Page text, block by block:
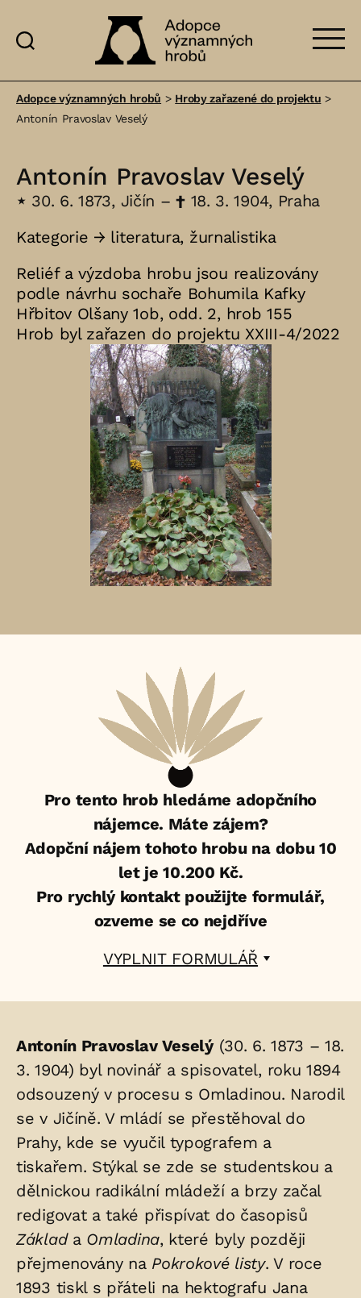
významných
Adopce významných hrobů > Hroby zařazené do projektu >
Antonín Pravoslav Veselý
Antonín Pravoslav Veselý
⋆ 30. 6. 1873, Jičín –†18. 3. 1904, Praha
Kategorie → literatura, žurnalistika
Reliéf a výzdoba hrobu jsou realizovány
podle návrhu sochaře Bohumila Kafky
Hřbitov Olšany 1ob, odd. 2, hrob 155
Hrob byl zařazen do projektu XXIII-4/2022
Pro tento hrob hledáme adopčního
nájemce. Máte zájem?
Adopční nájem tohoto hrobu na dobu 10
let je 10.200 Kč.
Pro rychlý kontakt použijte formulář,
ozveme se co nejdříve
VYPLNIT FORMULÁŘ
Životopis
osoby/osob
uložených
v
hrobu:
Antonín Pravoslav Veselý(30. 6. 1873 – 18.
3. 1904) byl novinář a spisovatel, roku 1894
odsouzený v procesu s Omladinou. Narodil
se v Jičíně. V mládí se přestěhoval do
Prahy, kde se vyučil typografem a
tiskařem. Stýkal se zde se studentskou a
dělnickou radikální mládeží a brzy začal
redigovat a také přispívat do časopisů
Základa Omladina, které byly později
přejmenovány na Pokrokové listy. V roce
1893 tiskl s přáteli na hektografu Jana